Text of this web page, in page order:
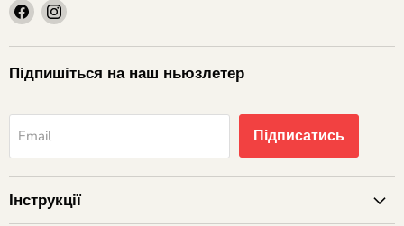
шукайте
нас
на
Facebook
шукайте
на
Instagram
Підпишіться на наш ньюзлетер
Email Підписатись
Інструкції